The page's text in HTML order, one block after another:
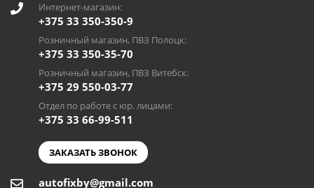
Интернет-магазин:
+375 33 350-350-9
Розничный магазин, ПВЗ Полоцк:
+375 33 350-35-70
Розничный магазин, ПВЗ Витебск:
+375 29 550-03-77
Отдел по работе с юр. лицами:
+375 33 66-99-511
ЗАКАЗАТЬ ЗВОНОК
autofixby@gmail.com